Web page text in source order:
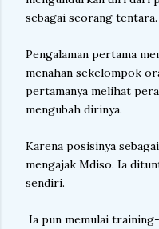
sebagai seorang tentara.
Pengalaman pertama
menahan sekelompok
pertamanya melihat
mengubah dirinya.
Karena posisinya
mengajak Mdiso. Ia
sendiri.
Ia pun memulai